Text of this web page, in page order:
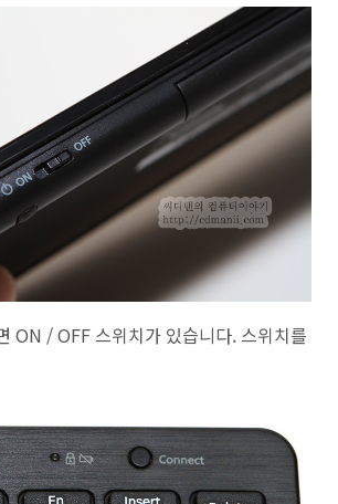
ON / OFF 스위치가 있습니다. 스위치를